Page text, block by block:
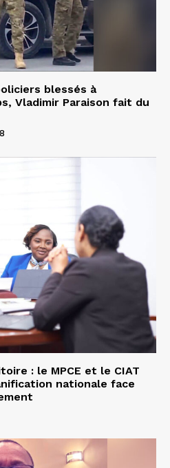
blessés à
Vladimir Paraison fait du
: le MPCE et le CIAT
nationale face